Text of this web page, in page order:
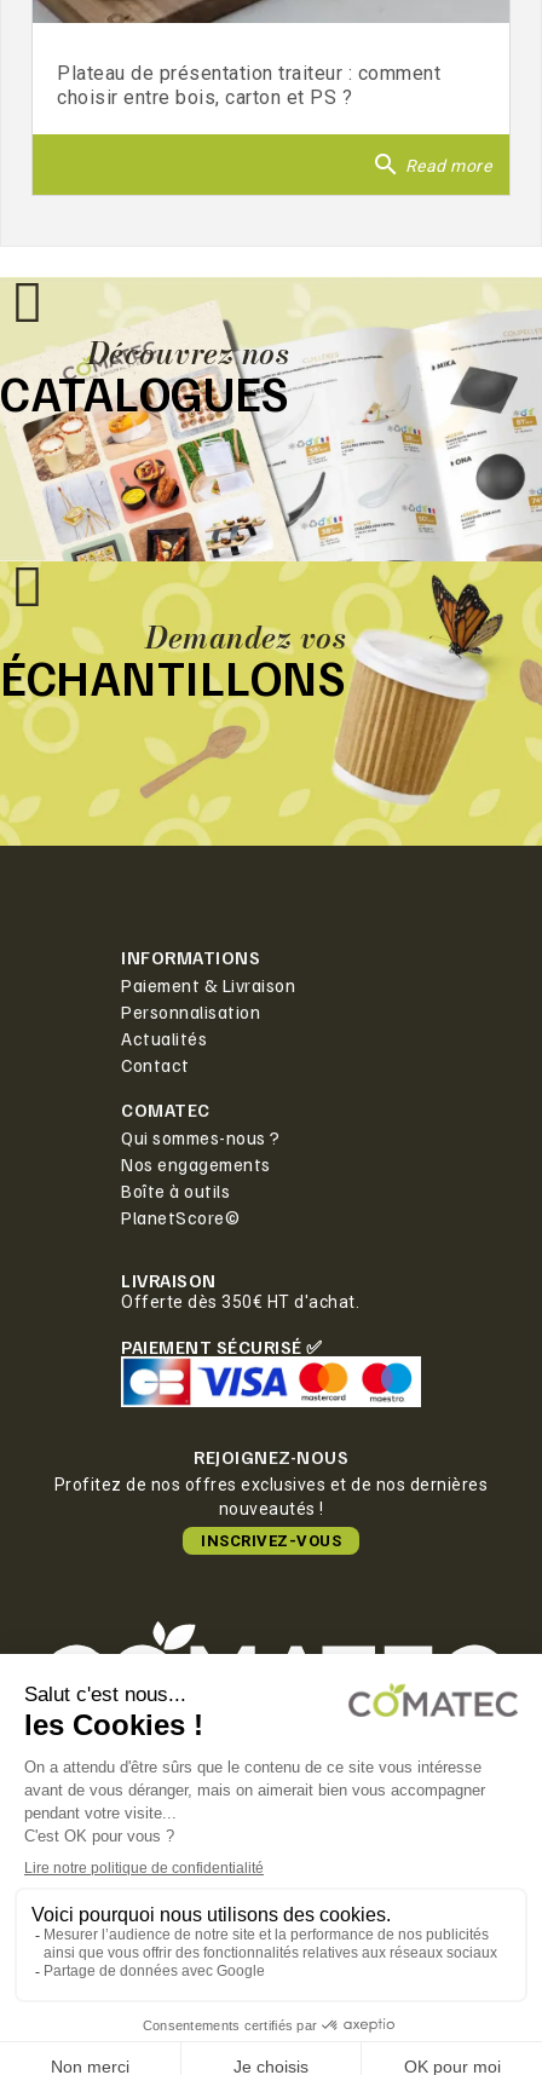
Plateau de présentation traiteur : comment
choisir entre bois, carton et PS ?
search Read more
Découvrez nos
CATALOGUES
Demandez vos
ÉCHANTILLONS
INFORMATIONS
Paiement & Livraison
Personnalisation
Actualités
Contact
COMATEC
Qui sommes-nous ?
Nos engagements
Boîte à outils
PlanetScore©
LIVRAISON
Offerte dès 350€ HT d'achat.
PAIEMENT SÉCURISÉ ✅
REJOIGNEZ-NOUS
Profitez de nos offres exclusives et de nos dernières
nouveautés !
INSCRIVEZ-VOUS
COMATEC PACKAGING
Boulevard François-Xavier Fafeur
11000 Carcassonne, FRANCE
POLITIQUE DE CONFIDENTIALITÉ
POLITIQUE EN MATIÈRE DE COOKIES
CGV